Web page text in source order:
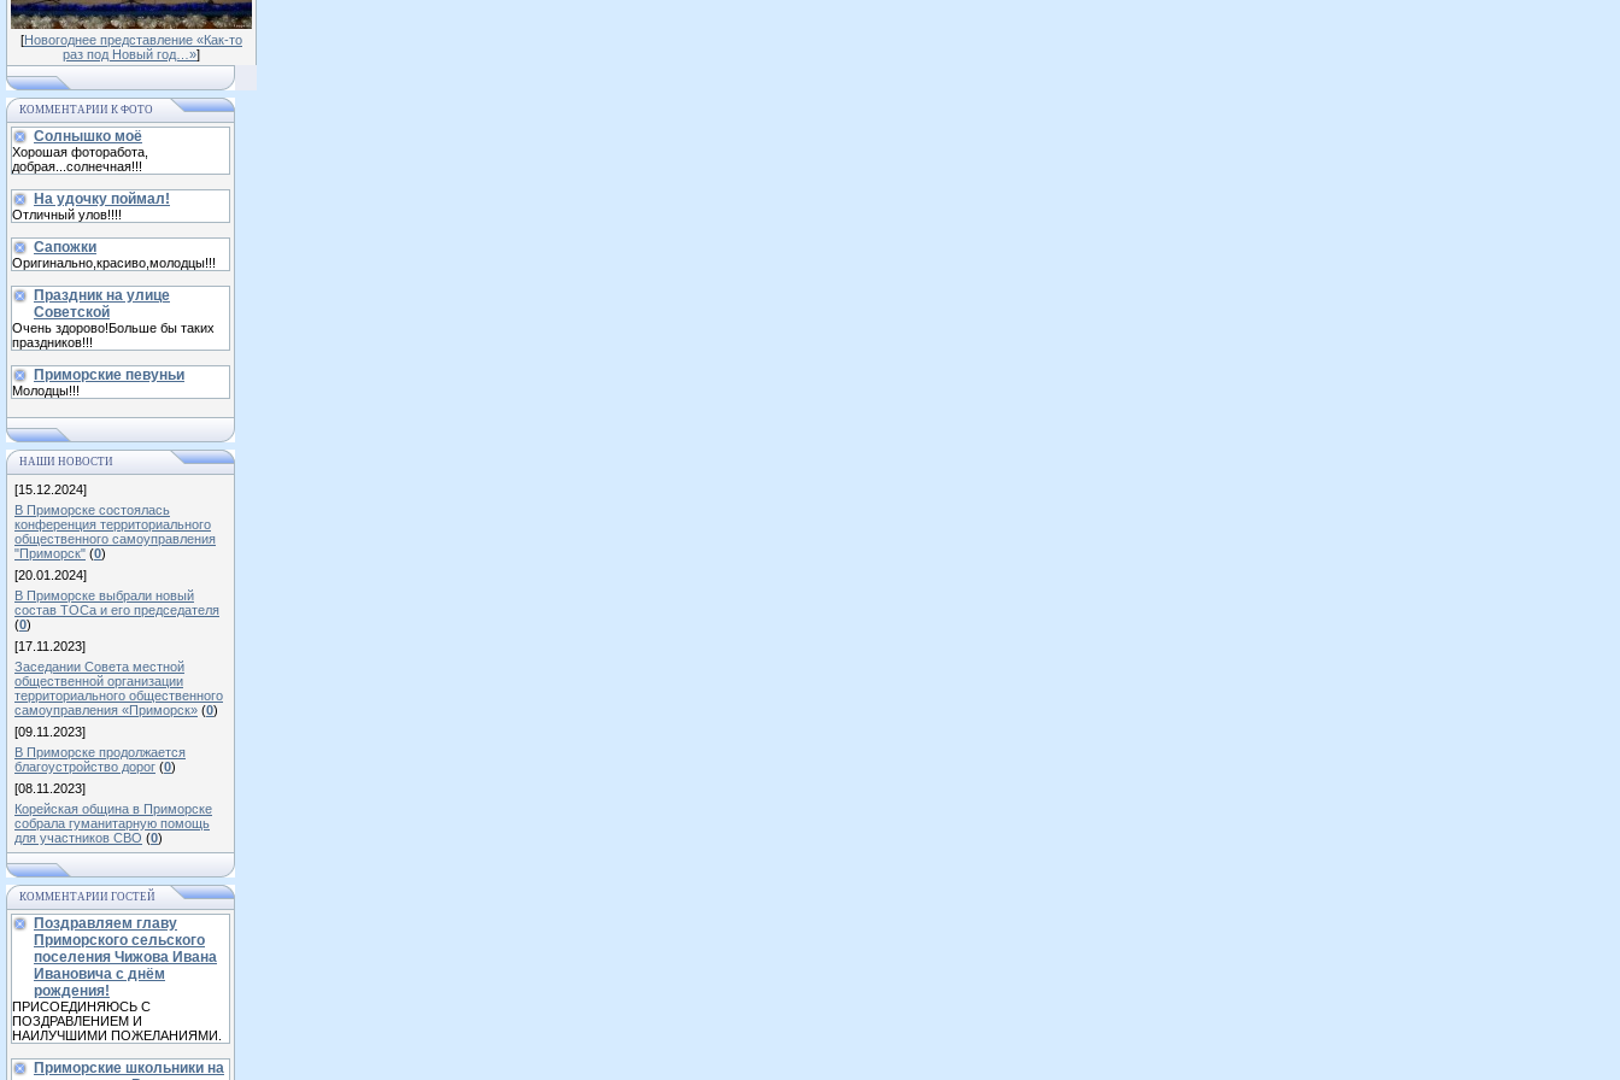
[Новогоднее представление «Как-то
раз под Новый год…»]
КОММЕНТАРИИ К ФОТО
Солнышко моё
Хорошая фоторабота,
добрая...солнечная!!!
На удочку поймал!
Отличный улов!!!!
Сапожки
Оригинально,красиво,молодцы!!!
Праздник на улице
Советской
Очень здорово!Больше бы таких
праздников!!!
Приморские певуньи
Молодцы!!!
НАШИ НОВОСТИ
[15.12.2024]
В Приморске состоялась
конференция территориального
общественного самоуправления
"Приморск" (0)
[20.01.2024]
В Приморске выбрали новый
состав ТОСа и его председателя
(0)
[17.11.2023]
Заседании Совета местной
общественной организации
территориального общественного
самоуправления «Приморск» (0)
[09.11.2023]
В Приморске продолжается
благоустройство дорог (0)
[08.11.2023]
Корейская община в Приморске
собрала гуманитарную помощь
для участников СВО (0)
КОММЕНТАРИИ ГОСТЕЙ
Поздравляем главу
Приморского сельского
поселения Чижова Ивана
Ивановича с днём
рождения!
ПРИСОЕДИНЯЮСЬ С
ПОЗДРАВЛЕНИЕМ И
НАИЛУЧШИМИ ПОЖЕЛАНИЯМИ.
Приморские школьники на